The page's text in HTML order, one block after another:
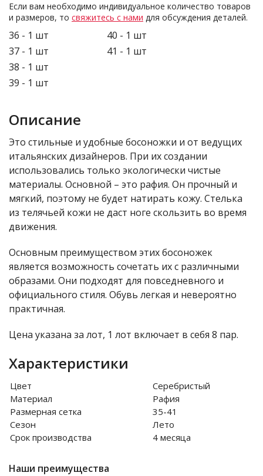
Если вам необходимо индивидуальное количество товаров
и размеров, то свяжитесь с нами для обсуждения деталей.
36 - 1 шт
37 - 1 шт
38 - 1 шт
39 - 1 шт
40 - 1 шт
41 - 1 шт
Описание
Это стильные и удобные босоножки и от ведущих
итальянских дизайнеров. При их создании
использовались только экологически чистые
материалы. Основной – это рафия. Он прочный и
мягкий, поэтому не будет натирать кожу. Стелька
из телячьей кожи не даст ноге скользить во время
движения.
Основным преимуществом этих босоножек
является возможность сочетать их с различными
образами. Они подходят для повседневного и
официального стиля. Обувь легкая и невероятно
практичная.
Цена указана за лот, 1 лот включает в себя 8 пар.
Характеристики
Цвет
Серебристый
Материал
Рафия
Размерная сетка
35-41
Сезон
Лето
Срок производства
4 месяца
Наши преимущества